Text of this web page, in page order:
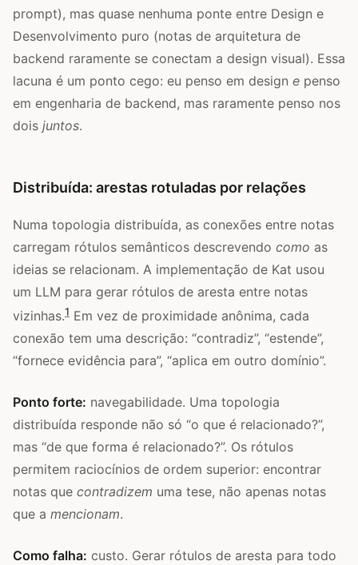
prompt), mas quase nenhuma ponte entre Design e
Desenvolvimento puro (notas de arquitetura de
backend raramente se conectam a design visual). Essa
lacuna é um ponto cego: eu penso em design e penso
em engenharia de backend, mas raramente penso nos
dois juntos.
Distribuída: arestas rotuladas por relações
Numa topologia distribuída, as conexões entre notas
carregam rótulos semânticos descrevendo como as
ideias se relacionam. A implementação de Kat usou
um LLM para gerar rótulos de aresta entre notas
vizinhas.1 Em vez de proximidade anônima, cada
conexão tem uma descrição: “contradiz”, “estende”,
“fornece evidência para”, “aplica em outro domínio”.
Ponto forte: navegabilidade. Uma topologia
distribuída responde não só “o que é relacionado?”,
mas “de que forma é relacionado?”. Os rótulos
permitem raciocínios de ordem superior: encontrar
notas que contradizem uma tese, não apenas notas
que a mencionam.
Como falha: custo. Gerar rótulos de aresta para todo